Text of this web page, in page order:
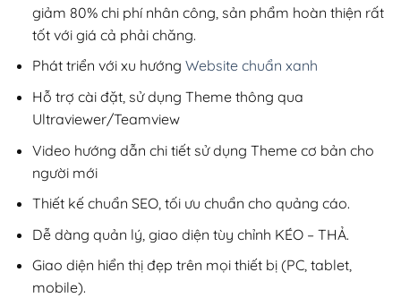
giảm 80% chi phí nhân công, sản phẩm hoàn thiện rất
tốt với giá cả phải chăng.
Phát triển với xu hướng Website chuẩn xanh
Hỗ trợ cài đặt, sử dụng Theme thông qua
Ultraviewer/Teamview
Video hướng dẫn chi tiết sử dụng Theme cơ bản cho
người mới
Thiết kế chuẩn SEO, tối ưu chuẩn cho quảng cáo.
Dễ dàng quản lý, giao diện tùy chỉnh KÉO – THẢ.
Giao diện hiển thị đẹp trên mọi thiết bị (PC, tablet,
mobile).